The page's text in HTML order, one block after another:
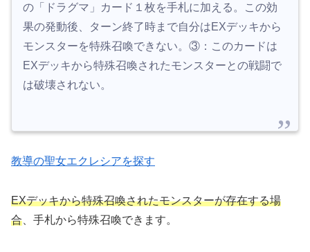
の「ドラグマ」カード１枚を手札に加える。この効
果の発動後、ターン終了時まで自分はEXデッキから
モンスターを特殊召喚できない。③：このカードは
EXデッキから特殊召喚されたモンスターとの戦闘で
は破壊されない。
教導の聖女エクレシアを探す
EXデッキから特殊召喚されたモンスターが存在する場
合 、手札から特殊召喚できます。